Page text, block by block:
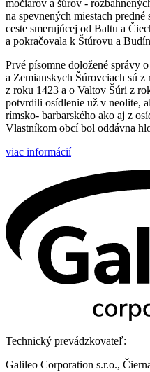
močiarov a šúrov -
na spevnených miestach
ceste smerujúcej od Baltu a
a pokračovala k Štúrovu a
Prvé písomne doložené správy
a Zemianskych Šúrovciach sú
z roku 1423 a o Valtov Šúri z
potvrdili osídlenie už v neolite,
rímsko- barbarského ako aj z
Vlastníkom obcí bol oddávna
viac informácií
Technický prevádzkovateľ:
Galileo Corporation s.r.o.,